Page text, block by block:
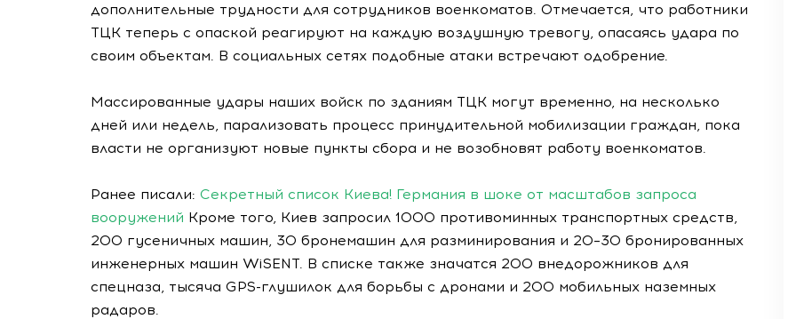
дополнительные трудности для сотрудников военкоматов. Отмечается, что работники
ТЦК теперь с опаской реагируют на каждую воздушную тревогу, опасаясь удара по
своим объектам. В социальных сетях подобные атаки встречают одобрение.
Массированные удары наших войск по зданиям ТЦК могут временно, на несколько
дней или недель, парализовать процесс принудительной мобилизации граждан, пока
власти не организуют новые пункты сбора и не возобновят работу военкоматов.
Ранее писали: Секретный список Киева! Германия в шоке от масштабов запроса
вооружений Кроме того, Киев запросил 1000 противоминных транспортных средств,
200 гусеничных машин, 30 бронемашин для разминирования и 20–30 бронированных
инженерных машин WiSENT. В списке также значатся 200 внедорожников для
спецназа, тысяча GPS-глушилок для борьбы с дронами и 200 мобильных наземных
радаров.